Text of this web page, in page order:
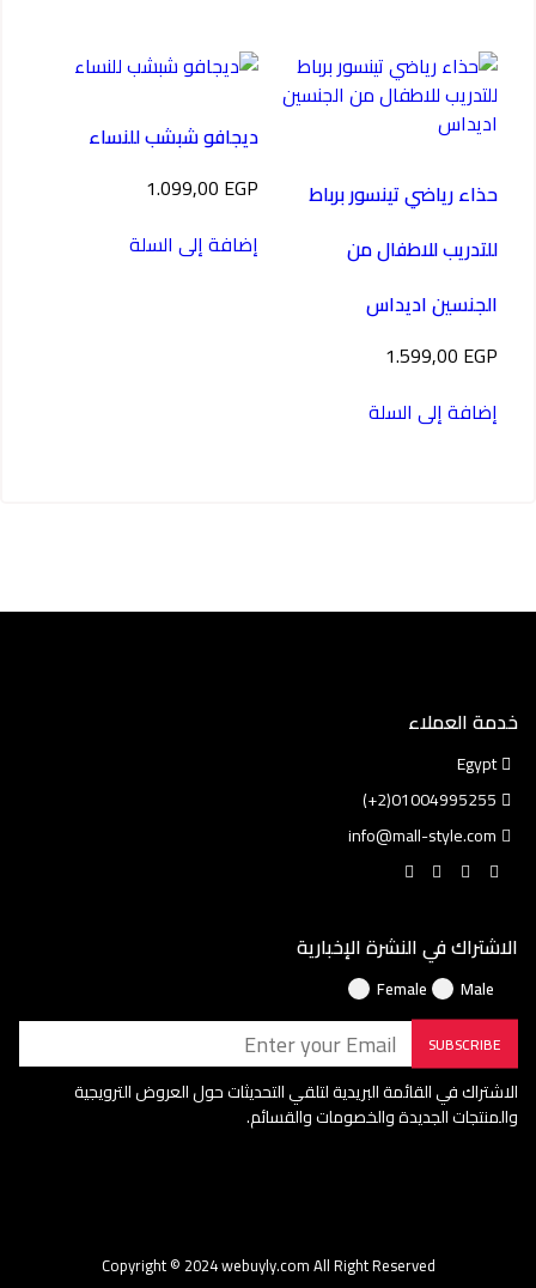
حذاء رياضي تينسور برباط
للتدريب للاطفال من
الجنسين اديداس
1.599,00 EGP
إضافة إلى السلة
ديجافو شبشب للنساء
1.099,00 EGP
إضافة إلى السلة
خدمة العملاء
Egypt
01004995255(2+)
info@mall-style.com
الاشتراك في النشرة الإخبارية
Male
Female
SUBSCRIBE
الاشتراك في القائمة البريدية لتلقي التحديثات حول العروض الترويجية
والمنتجات الجديدة والخصومات والقسائم.
Copyright © 2024 webuyly.comAll Right Reserved